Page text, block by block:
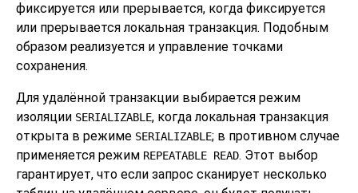
фиксируется или прерывается, когда фиксируется
или прерывается локальная транзакция. Подобным
образом реализуется и управление точками
сохранения.
Для удалённой транзакции выбирается режим
изоляции SERIALIZABLE, когда локальная транзакция
открыта в режиме SERIALIZABLE; в противном случае
применяется режим REPEATABLE READ. Этот выбор
гарантирует, что если запрос сканирует несколько